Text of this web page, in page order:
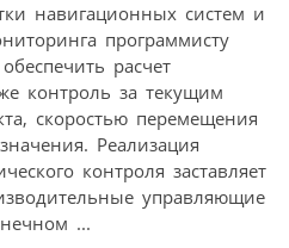
навигационных систем и
программисту
расчет
контроль за текущим
скоростью перемещения
Реализация
контроля заставляет
управляющие
...